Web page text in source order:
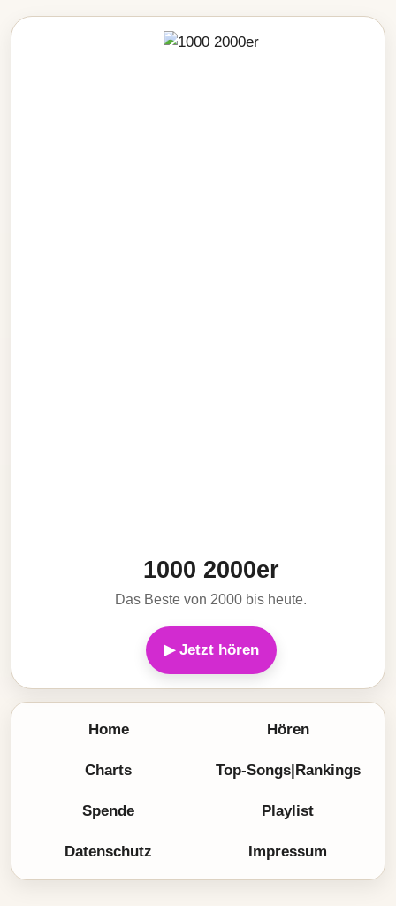
1000 2000er
Das Beste von 2000 bis heute.
▶ Jetzt hören
Home Hören
Charts Top-Songs|Rankings
Spende Playlist
Datenschutz Impressum